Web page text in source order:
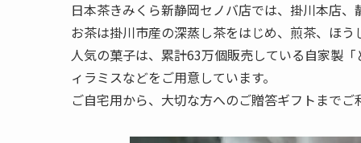
日本茶きみくら新静岡セノバ店では、掛川本店
お茶は掛川市産の深蒸し茶をはじめ、煎茶、ほ
人気の菓子は、累計63万個販売している自家製
ィラミスなどをご用意しています。
ご自宅用から、大切な方へのご贈答ギフトまで